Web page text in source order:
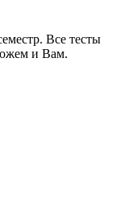
Все тесты
и Вам.